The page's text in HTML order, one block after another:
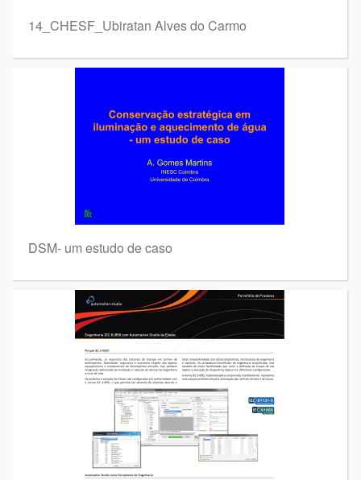
14_CHESF_Ubiratan Alves do Carmo
DSM- um estudo de caso